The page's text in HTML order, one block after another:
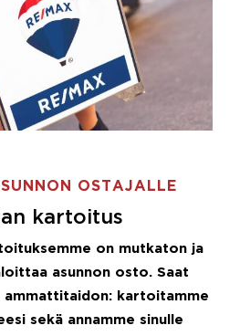
OSTAJALLE
kartoitus
on mutkaton ja
asunnon osto. Saat
kartoitamme
sekä annamme sinulle